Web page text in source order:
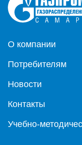
О компании
Потребителям
Новости
Контакты
Учебно-